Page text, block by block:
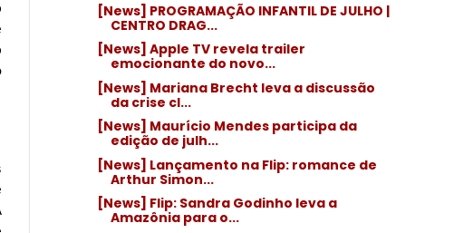
[News] PROGRAMAÇÃO INFANTIL DE JULHO |
CENTRO DRAG...
[News] Apple TV revela trailer
emocionante do novo...
[News] Mariana Brecht leva a discussão
da crise cl...
[News] Maurício Mendes participa da
edição de julh...
[News] Lançamento na Flip: romance de
Arthur Simon...
[News] Flip: Sandra Godinho leva a
Amazônia para o...